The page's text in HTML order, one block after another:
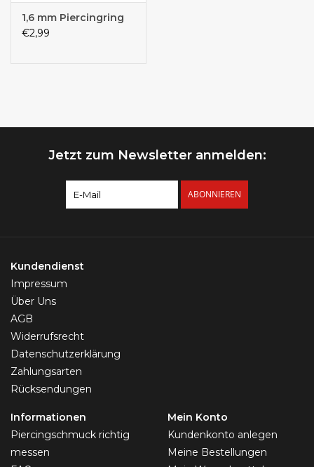
1,6 mm Piercingring
€2,99
Jetzt zum Newsletter anmelden:
ABONNIEREN
Kundendienst
Impressum
Über Uns
AGB
Widerrufsrecht
Datenschutzerklärung
Zahlungsarten
Rücksendungen
Informationen
Piercingschmuck richtig
messen
Mein Konto
Kundenkonto anlegen
Meine Bestellungen